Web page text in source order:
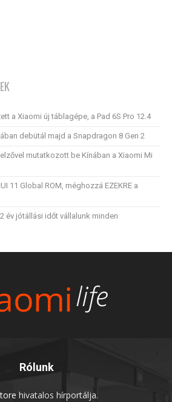
a Xiaomi új táblagépe, a Pad 6S Pro 12.4
debütál majd a Snapdragon 8 Gen 2
mutatkozott be Kínában a Xiaomi Mi
11 Global ROM, méghozzá EZEKRE a
év jótállási időt vállalunk minden
Rólunk
hivatalos hírportálja.